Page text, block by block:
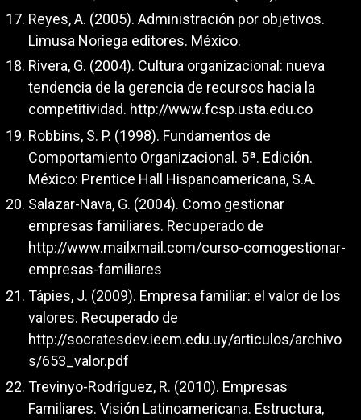
Reyes, A. (2005). Administración por objetivos.
Limusa Noriega editores. México.
Rivera, G. (2004). Cultura organizacional: nueva
tendencia de la gerencia de recursos hacia la
competitividad. http://www.fcsp.usta.edu.co
Robbins, S. P. (1998). Fundamentos de
Comportamiento Organizacional. 5ª. Edición.
México: Prentice Hall Hispanoamericana, S.A.
Salazar-Nava, G. (2004). Como gestionar
empresas familiares. Recuperado de
http://www.mailxmail.com/curso-comogestionar-
empresas-familiares
Tápies, J. (2009). Empresa familiar: el valor de los
valores. Recuperado de
http://socratesdev.ieem.edu.uy/articulos/archivo
s/653_valor.pdf
Trevinyo-Rodríguez, R. (2010). Empresas
Familiares. Visión Latinoamericana. Estructura,